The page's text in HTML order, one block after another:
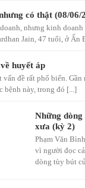
có thật (08/06/
nhưng kinh
Jain, 47 tuổi, ở Ấn
huyết áp
vấn đề rất phổ biến.
bệnh này, trong đó [...]
Những
xưa (kỳ 2)
Phạm Văn
vì người đọc
dòng tùy bút